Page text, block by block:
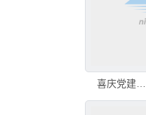
喜庆党建标语图标集合